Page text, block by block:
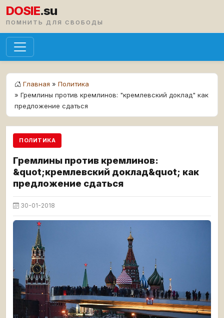
DOSIE.su
ПОМНИТЬ ДЛЯ СВОБОДЫ
Главная » Политика
» Гремлины против кремлинов: "кремлевский доклад" как
предложение сдаться
ПОЛИТИКА
Гремлины против кремлинов:
&quot;кремлевский доклад&quot; как
предложение сдаться
30-01-2018